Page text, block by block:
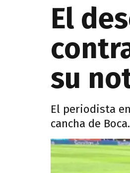
El
su
El periodista
cancha de